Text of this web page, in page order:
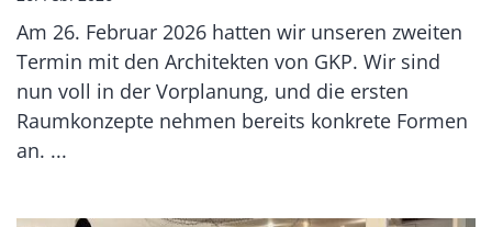
Am 26. Februar 2026 hatten wir unseren zweiten
Termin mit den Architekten von GKP. Wir sind
nun voll in der Vorplanung, und die ersten
Raumkonzepte nehmen bereits konkrete Formen
an. ...